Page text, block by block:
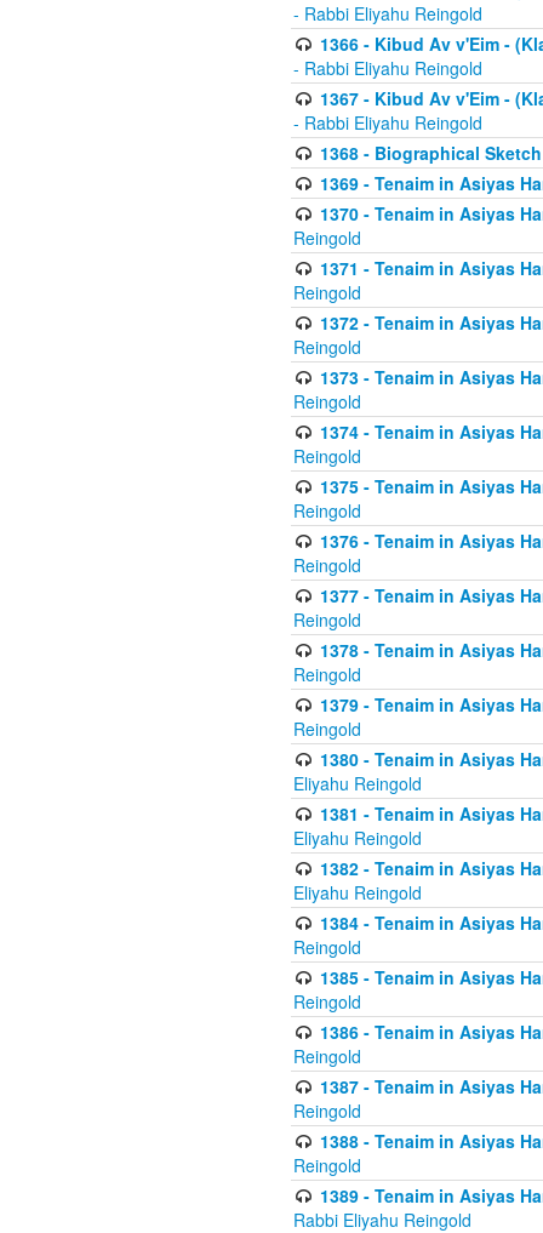
- Rabbi Eliyahu Reingold
1366 - Kibud Av v'Eim -
- Rabbi Eliyahu Reingold
1367 - Kibud Av v'Eim -
- Rabbi Eliyahu Reingold
1368 - Biographical
1369 - Tenaim in Asiyas
1370 - Tenaim in Asiyas
Reingold
1371 - Tenaim in Asiyas
Reingold
1372 - Tenaim in Asiyas
Reingold
1373 - Tenaim in Asiyas
Reingold
1374 - Tenaim in Asiyas
Reingold
1375 - Tenaim in Asiyas
Reingold
1376 - Tenaim in Asiyas
Reingold
1377 - Tenaim in Asiyas
Reingold
1378 - Tenaim in Asiyas
Reingold
1379 - Tenaim in Asiyas
Reingold
1380 - Tenaim in Asiyas
Eliyahu Reingold
1381 - Tenaim in Asiyas
Eliyahu Reingold
1382 - Tenaim in Asiyas
Eliyahu Reingold
1384 - Tenaim in Asiyas
Reingold
1385 - Tenaim in Asiyas
Reingold
1386 - Tenaim in Asiyas
Reingold
1387 - Tenaim in Asiyas
Reingold
1388 - Tenaim in Asiyas
Reingold
1389 - Tenaim in Asiyas
Rabbi Eliyahu Reingold